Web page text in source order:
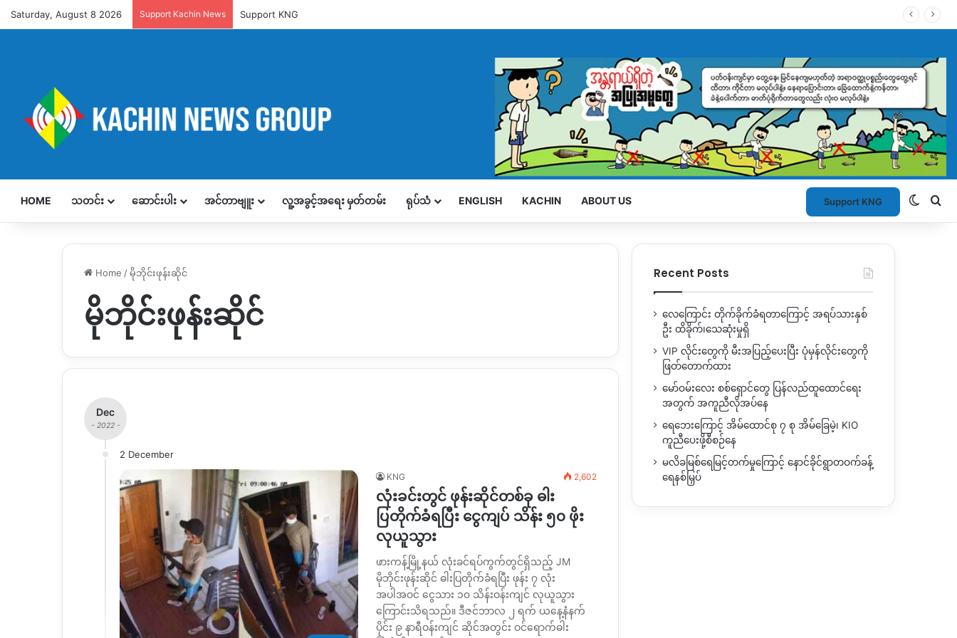
Saturday, August 8 2026 Support Kachin News Support KNG
HOME သတင်း ဆောင်းပါး အင်တာဗျူး လူ့အခွင့်အရေး မှတ်တမ်း ရုပ်သံ ENGLISH KACHIN ABOUT US Support KNG
Home /မိုဘိုင်းဖုန်းဆိုင်
မိုဘိုင်းဖုန်းဆိုင်
Dec
- 2022 -
2 December
KNG 2,602
လုံးခင်းတွင် ဖုန်းဆိုင်တစ်ခု ဓါး
ပြတိုက်ခံရပြီး ငွေကျပ် သိန်း ၅၀ ဖိုး
လုယူသွား
ဖားကန့်မြို့နယ် လုံးခင်ရပ်ကွက်တွင်ရှိသည့် JM
မိုဘိုင်းဖုန်းဆိုင် ဓါးပြတိုက်ခံရပြီး ဖုန်း ၇ လုံး
အပါအဝင် ငွေသား ၁၀ သိန်းဝန်းကျင် လုယူသွား
ကြောင်းသိရသည်။ ဒီဇင်ဘာလ ၂ ရက် ယနေ့နံနက်
ပိုင်း ၉ နာရီဝန်းကျင် ဆိုင်အတွင်း ဝင်ရောက်ဓါး
Recent Posts
လေကြောင်း တိုက်ခိုက်ခံရတာကြောင့် အရပ်သားနှစ်
ဦး ထိခိုက်၊သေဆုံးမှုရှိ
VIP လိုင်းတွေကို မီးအပြည့်ပေးပြီး ပုံမှန်လိုင်းတွေကို
ဖြတ်တောက်ထား
မော်ဝမ်းလေး စစ်ရှောင်တွေ ပြန်လည်ထူထောင်ရေး
အတွက် အကူညီလိုအပ်နေ
ရေဘေးကြောင့် အိမ်ထောင်စု ၇ စု အိမ်ခြေမဲ့၊ KIO
ကူညီပေးဖို့စီစဉ်နေ
မလိခမြစ်ရေမြင့်တက်မှုကြောင့် နောင်ခိုင်ရွာတဝက်ခန့်
ရေနစ်မြှပ်